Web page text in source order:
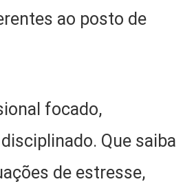
ao posto de
focado,
Que saiba
de estresse,